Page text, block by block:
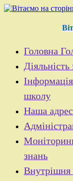
Перейти
Головна
школу
Наша
знань
Внутрішня